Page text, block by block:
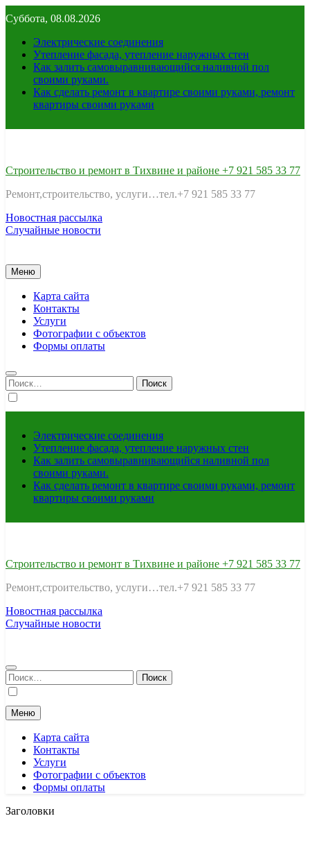
к
содержимому
Суббота, 08.08.2026
Электрические соединения
Утепление фасада, утепление наружных стен
Как залить самовыравнивающийся наливной пол
своими руками.
Как сделать ремонт в квартире своими руками, ремонт
квартиры своими руками
Строительство и ремонт в Тихвине и районе +7 921 585 33 77
Ремонт,строительство, услуги…тел.+7 921 585 33 77
Новостная рассылка
Случайные новости
Меню
Карта сайта
Контакты
Услуги
Фотографии с объектов
Формы оплаты
Найти:
Электрические соединения
Утепление фасада, утепление наружных стен
Как залить самовыравнивающийся наливной пол
своими руками.
Как сделать ремонт в квартире своими руками, ремонт
квартиры своими руками
Строительство и ремонт в Тихвине и районе +7 921 585 33 77
Ремонт,строительство, услуги…тел.+7 921 585 33 77
Новостная рассылка
Случайные новости
Найти:
Меню
Карта сайта
Контакты
Услуги
Фотографии с объектов
Формы оплаты
Заголовки